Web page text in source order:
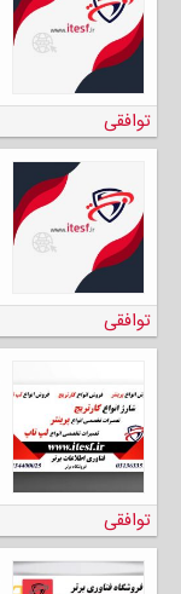
توافقی
توافقی
توافقی